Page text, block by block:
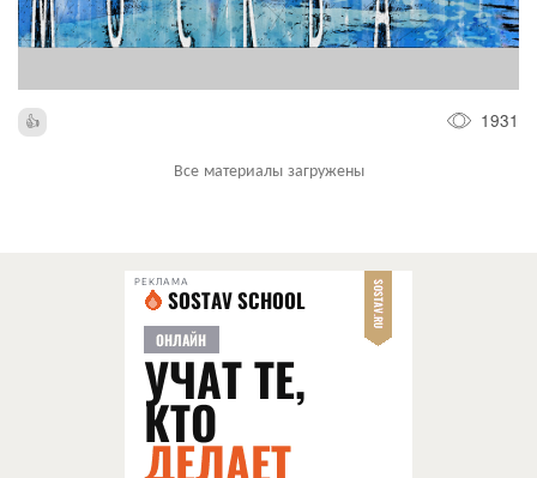
1931
Все материалы загружены
РЕКЛАМА